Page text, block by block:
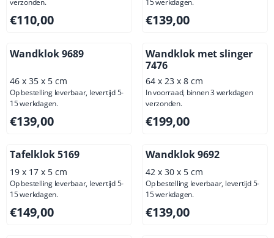
verzonden.
Prijs: 110,00, exclusief btw: 90,91
€110,00
15 werkdagen.
Prijs: 139,00, exclusief btw:
€139,00
Wandklok 9689
46 x 35 x 5 cm
Op bestelling leverbaar, levertijd 5-
15 werkdagen.
Prijs: 139,00, exclusief btw: 114,88
€139,00
Wandklok met slinger
7476
64 x 23 x 8 cm
In voorraad, binnen 3 werkdagen
verzonden.
Prijs: 199,00, exclusief btw:
€199,00
Tafelklok 5169
19 x 17 x 5 cm
Op bestelling leverbaar, levertijd 5-
15 werkdagen.
Prijs: 149,00, exclusief btw: 123,14
€149,00
Wandklok 9692
42 x 30 x 5 cm
Op bestelling leverbaar, levertijd 5-
15 werkdagen.
Prijs: 139,00, exclusief btw:
€139,00